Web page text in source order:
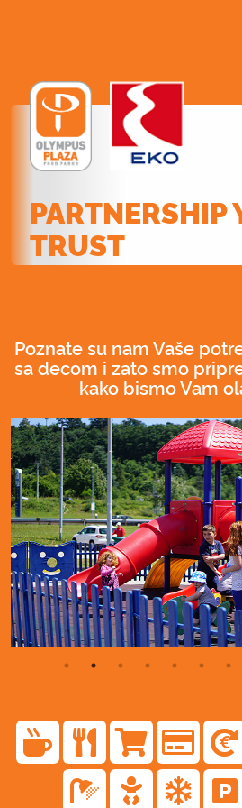
PARTNERSHIP
TRUST
Poznate su nam Vaše
sa decom i zato smo
kako bismo Vam